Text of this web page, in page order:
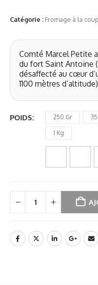
Catégorie : Fromage à la
Comté Marcel Petite
du fort Saint Antoine
désaffecté au cœur
1100 mètres
POIDS 250 Gr
1 Kg